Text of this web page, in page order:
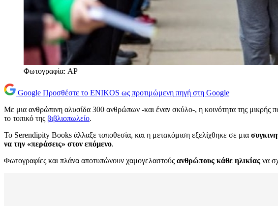
Φωτογραφία: AP
Google Προσθέστε το ENIKOS ως προτιμώμενη πηγή στη Google
Με μια ανθρώπινη αλυσίδα 300 ανθρώπων -και έναν σκύλο-, η κοινότητα της μικρής
το τοπικό της βιβλιοπωλείο.
Το Serendipity Books άλλαξε τοποθεσία, και η μετακόμιση εξελίχθηκε σε μια
να την «περάσεις» στον επόμενο.
Φωτογραφίες και πλάνα αποτυπώνουν χαμογελαστούς ανθρώπους κάθε ηλικίας να